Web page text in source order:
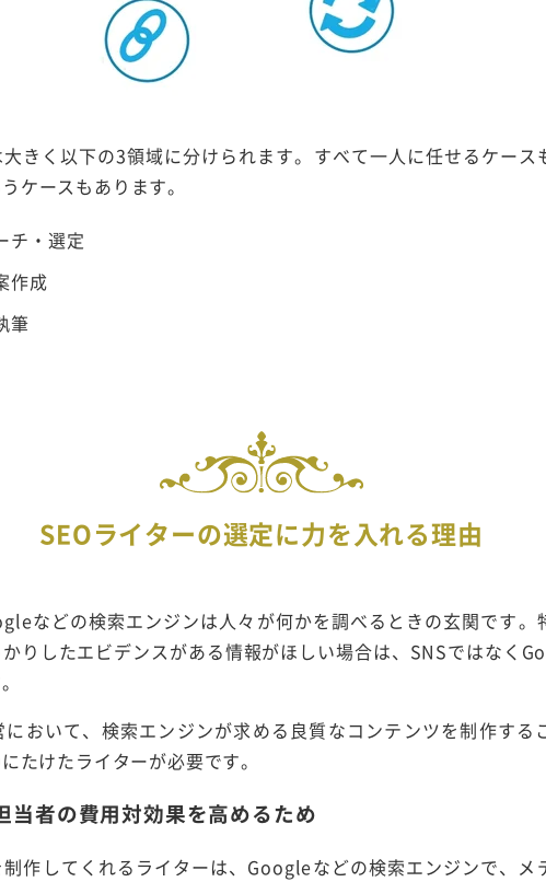
きく以下の3領域に分けられます。すべて一人に任せるケース
ケースもあります。
チ・選定
作成
筆
SEOライターの選定に力を入れる理由
などの検索エンジンは人々が何かを調べるときの玄関です。
りしたエビデンスがある情報がほしい場合は、SNSではなく
おいて、検索エンジンが求める良質なコンテンツを制作する
たけたライターが必要です。
当者の費用対効果を高めるため
作してくれるライターは、Googleなどの検索エンジンで、メ